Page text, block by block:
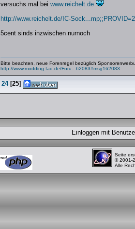
versuchs mal bei www.reichelt.de
http://www.reichelt.de/IC-
5cent sinds inzwischen nurnoch
Bitte beachten, neue Forenregel bezüglich
http://www.modding-faq.de/Foru...62083#msg162083
24[25]
Einloggen mit
Seite
© 2001-
Alle